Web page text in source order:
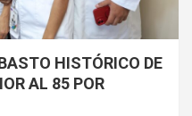
HISTÓRICO DE
AL 85 POR